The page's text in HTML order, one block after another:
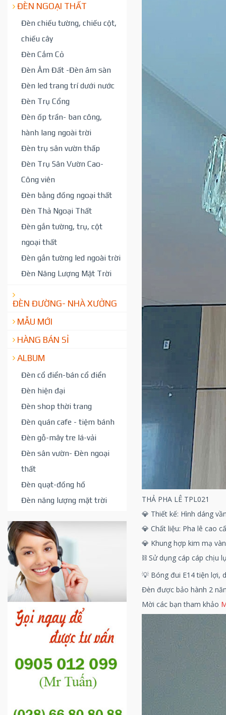
ĐÈN NGOẠI THẤT
Đèn chiếu tường, chiếu cột,
chiếu cây
Đèn Cắm Cỏ
Đèn Âm Đất -Đèn âm sàn
Đèn led trang trí dưới nước
Đèn Trụ Cổng
Đèn ốp trần- ban công,
hành lang ngoài trời
Đèn trụ sân vườn thấp
Đèn Trụ Sân Vườn Cao-
Công viên
Đèn bằng đồng ngoại thất
Đèn Thả Ngoại Thất
Đèn gắn tường, trụ, cột
ngoại thất
Đèn gắn tường led ngoài trời
Đèn Năng Lượng Mặt Trời
ĐÈN ĐƯỜNG- NHÀ XƯỞNG
MẪU MỚI
HÀNG BÁN SỈ
ALBUM
Đèn cổ điển-bán cổ điển
Đèn hiện đại
Đèn shop thời trang
Đèn quán cafe - tiệm bánh
Đèn gỗ-mây tre lá-vải
Đèn sân vườn- Đèn ngoại
thất
Đèn quạt-đồng hồ
Đèn năng lượng mặt trời
THẢ PHA LÊ TPL021
💎 Thiết kế: Hình dáng
💎 Chất liệu: Pha lê cao
💎 Khung hợp kim mạ
⛓ Sử dụng cáp cáp chịu
💡 Bóng đui E14 tiện lợi,
Đèn được bảo hành 2
Mời các bạn tham khảo